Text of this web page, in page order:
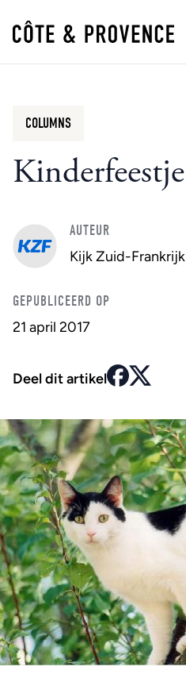
Kinderfeestje
COLUMNS
AUTEUR
Kijk Zuid-Frankrijk
GEPUBLICEERD OP
21 april 2017
Deel dit artikel